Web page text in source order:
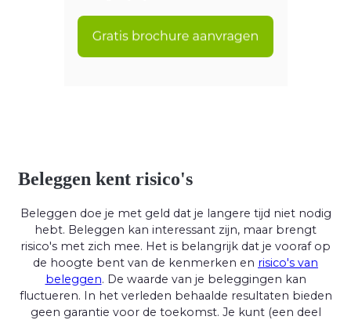
Beleggen kent risico's
Beleggen doe je met geld dat je langere tijd niet nodig
hebt. Beleggen kan interessant zijn, maar brengt
risico's met zich mee. Het is belangrijk dat je vooraf op
de hoogte bent van de kenmerken en risico's van
beleggen. De waarde van je beleggingen kan
fluctueren. In het verleden behaalde resultaten bieden
geen garantie voor de toekomst. Je kunt (een deel